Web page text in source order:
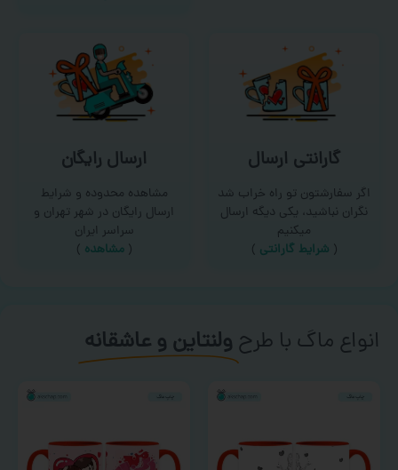
گارانتی ارسال
اگر سفارشتون تو راه خراب شد
نگران نباشید، یکی دیگه ارسال
میکنیم
( شرایط گارانتی )
ارسال رایگان
مشاهده محدوده و شرایط
ارسال رایگان در شهر تهران و
سراسر ایران
(مشاهده )
انواع ماگ با طرح ولنتاین و عاشقانه